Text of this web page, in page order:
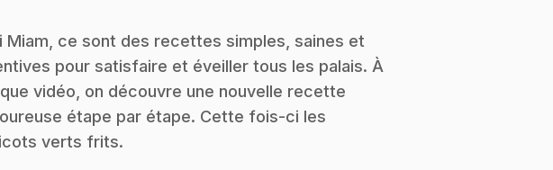
Miam, ce sont des recettes simples, saines et
pour satisfaire et éveiller tous les palais. À
vidéo, on découvre une nouvelle recette
étape par étape. Cette fois-ci les
verts frits.